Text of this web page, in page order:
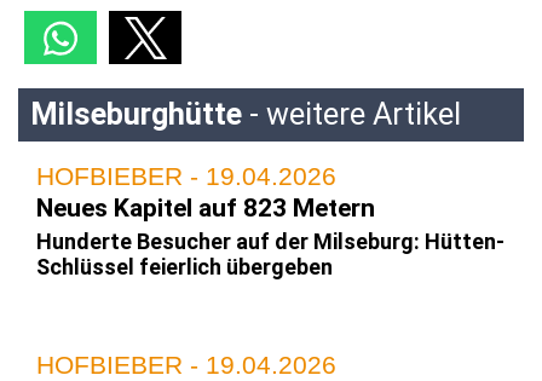
Milseburghütte - weitere Artikel
HOFBIEBER - 19.04.2026
Neues Kapitel auf 823 Metern
Hunderte Besucher auf der Milseburg: Hütten-
Schlüssel feierlich übergeben
HOFBIEBER - 19.04.2026